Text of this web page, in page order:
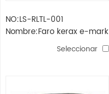
NO:LS-RLTL-001
Nombre:Faro kerax e-mark
Seleccionar